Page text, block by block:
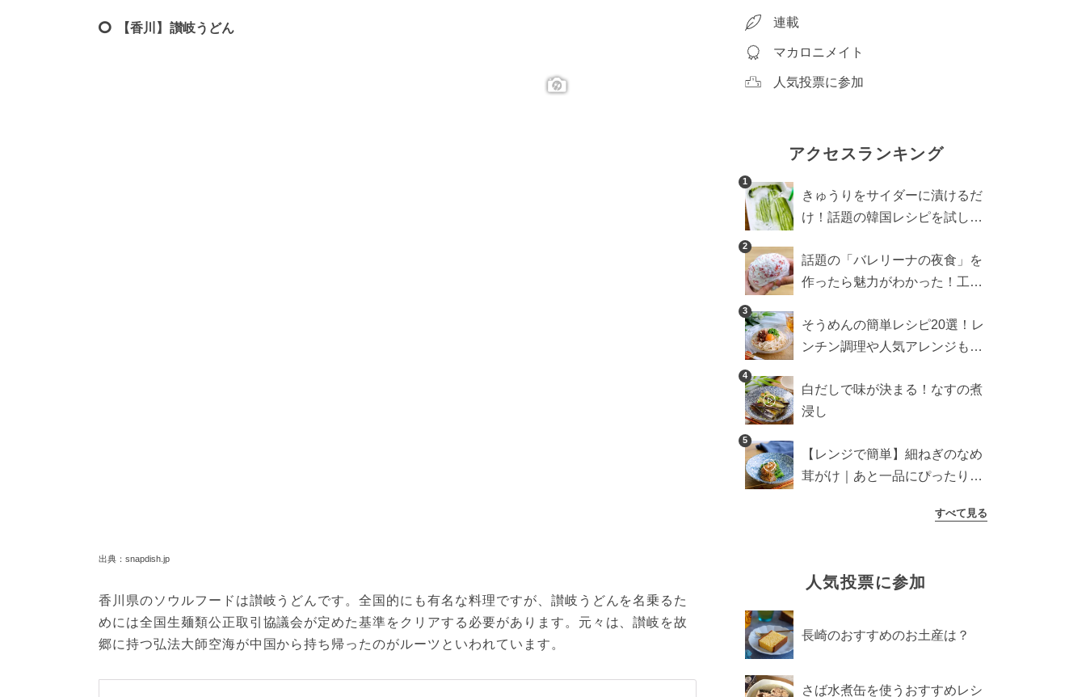
【香川】讃岐うどん
出典：snapdish.jp
香川県のソウルフードは讃岐うどんです。全国的にも有名な料理ですが、讃岐うどんを名乗るた
めには全国生麺類公正取引協議会が定めた基準をクリアする必要があります。元々は、讃岐を故
郷に持つ弘法大師空海が中国から持ち帰ったのがルーツといわれています。
連載
マカロニメイト
人気投票に参加
アクセスランキング
1
きゅうりをサイダーに漬けるだ
け！話題の韓国レシピを試した
2
話題の「バレリーナの夜食」を
作ったら魅力がわかった！工程
3
そうめんの簡単レシピ20選！レ
ンチン調理や人気アレンジも紹
4
白だしで味が決まる！なすの煮
浸し
5
【レンジで簡単】細ねぎのなめ
茸がけ｜あと一品にぴったり副
すべて見る
人気投票に参加
長崎のおすすめのお土産は？
さば水煮缶を使うおすすめレシ